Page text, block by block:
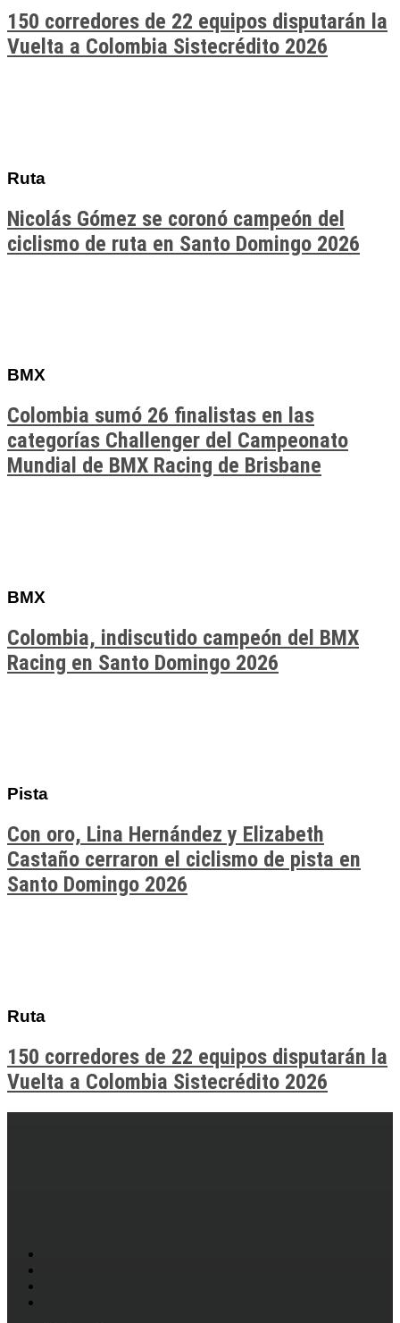
150 corredores de 22 equipos disputarán la
Vuelta a Colombia Sistecrédito 2026
Ruta
Nicolás Gómez se coronó campeón del
ciclismo de ruta en Santo Domingo 2026
BMX
Colombia sumó 26 finalistas en las
categorías Challenger del Campeonato
Mundial de BMX Racing de Brisbane
BMX
Colombia, indiscutido campeón del BMX
Racing en Santo Domingo 2026
Pista
Con oro, Lina Hernández y Elizabeth
Castaño cerraron el ciclismo de pista en
Santo Domingo 2026
Ruta
150 corredores de 22 equipos disputarán la
Vuelta a Colombia Sistecrédito 2026